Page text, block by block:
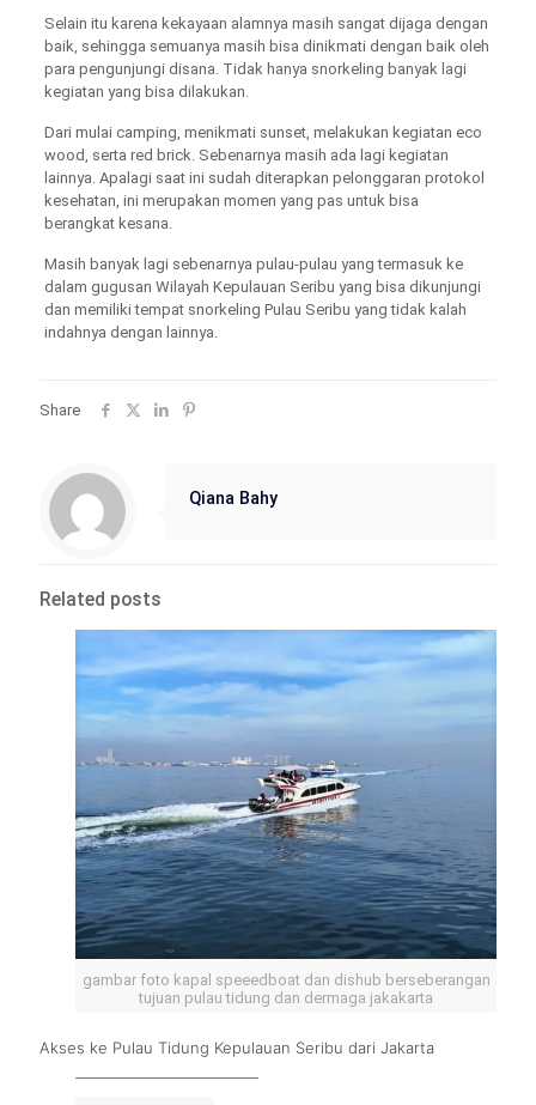
Selain itu karena kekayaan alamnya masih sangat dijaga dengan
baik, sehingga semuanya masih bisa dinikmati dengan baik oleh
para pengunjungi disana. Tidak hanya snorkeling banyak lagi
kegiatan yang bisa dilakukan.
Dari mulai camping, menikmati sunset, melakukan kegiatan eco
wood, serta red brick. Sebenarnya masih ada lagi kegiatan
lainnya. Apalagi saat ini sudah diterapkan pelonggaran protokol
kesehatan, ini merupakan momen yang pas untuk bisa
berangkat kesana.
Masih banyak lagi sebenarnya pulau-pulau yang termasuk ke
dalam gugusan Wilayah Kepulauan Seribu yang bisa dikunjungi
dan memiliki tempat snorkeling Pulau Seribu yang tidak kalah
indahnya dengan lainnya.
Share
Qiana Bahy
Related posts
gambar foto kapal speeedboat dan dishub berseberangan
tujuan pulau tidung dan dermaga jakakarta
Akses ke Pulau Tidung Kepulauan Seribu dari Jakarta